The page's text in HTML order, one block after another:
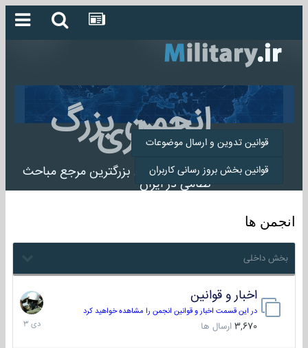
انجمن بزرگ
میلیتاری
انجمن میلیتاری بزرگترین مرجع مباحث
نظامی در ایران
قوانین تدوین و ارسال موضوعات
قوانین بخش بروز رسانی کاربران
انجمن ها
بخش داخلی
اخبار و قوانین
در این قسمت اخبار و قوانین انجمن را مشاهده خواهید کرد
3,670 ارسال ها
22
دی
1403